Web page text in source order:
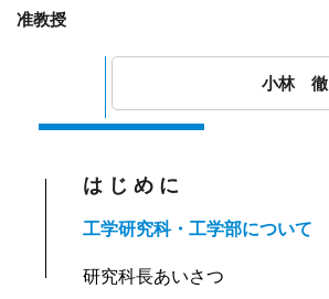
准教授
小林 徹
はじめに
工学研究科・工学部について
研究科長あいさつ